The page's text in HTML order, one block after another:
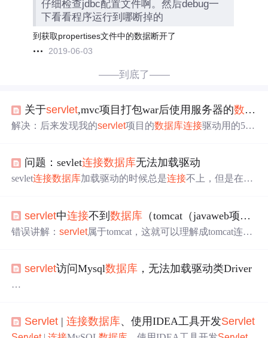
仔细检查jdbc配置文件啊。然后debug一
下看看程序运行到哪断掉的
到获取propertises文件中的数据断开了
2019-06-03
——到底了——
关于servlet,mvc项目打包war后使用服务器的数据库
解决：后来发现我的servlet项目的数据库连接驱动用的5.
数据库的 连接驱动换为8.几，并且驱动这加个cj也是就是：
Class.forName("com.mysql.cj.jdbc.Driver");
问题：sevlet连接数据库无法加载驱动
sevlet连接数据库加载驱动的时候总是连接不上，但是在测
> <servlet-class>DatabaseAccess</ servlet-cla...
servlet中连接不到数据库 （tomcat（javaweb项目）不能使用maven依赖jar包）
错误讲解：servlet属于tomcat，这就可以理解成tomcat连连
法二； 2.解决方法2：在WEB-INF目录下建一个lib目录存
知你是啥情况，实在不行给我打电话18233243643叫声好哥
哥帮我看看， ...
servlet访问Mysql数据库 ，无法加载驱动类Driver
候老提示说class.forname加载的是无效的类，原因好像是找
不到mysql的驱动程序，但是在普通的java类中，我也是这
Servlet |连接数据库、使用IDEA工具开发Servlet